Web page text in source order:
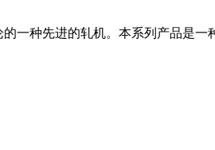
一种先进的轧机。本系列产品是一